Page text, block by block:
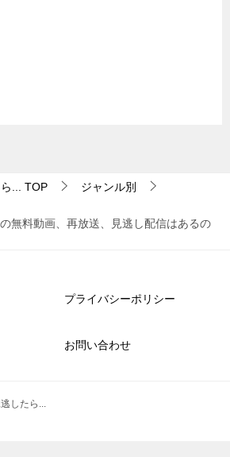
... TOP
ジャンル別
無料動画、再放送、見逃し配信はあるの
プライバシーポリシー
お問い合わせ
したら...